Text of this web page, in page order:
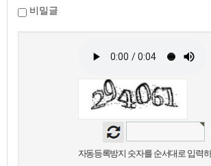
비밀글
자동등록방지 숫자를 순서대로 입력